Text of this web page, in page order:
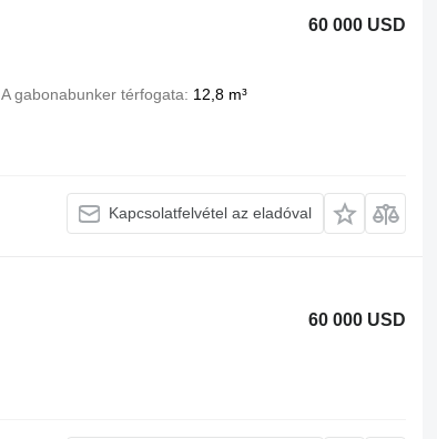
60 000 USD
A gabonabunker térfogata
12,8 m³
Kapcsolatfelvétel az eladóval
60 000 USD